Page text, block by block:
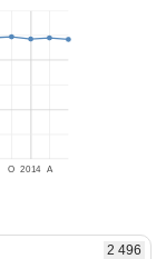
2014
O A
2 496